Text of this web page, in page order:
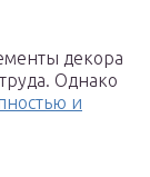
декора
Однако
и